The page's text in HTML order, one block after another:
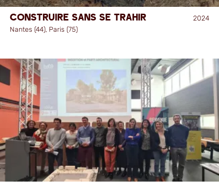
Construire sans se trahir
Nantes (44), Paris (75)
2024